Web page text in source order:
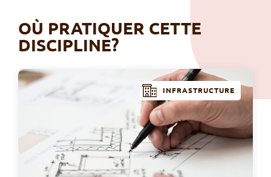
OÙ PRATIQUER CETTE
DISCIPLINE?
INFRASTRUCTURE